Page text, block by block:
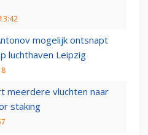
mogelijk ontsnapt
luchthaven Leipzig
meerdere vluchten naar
staking